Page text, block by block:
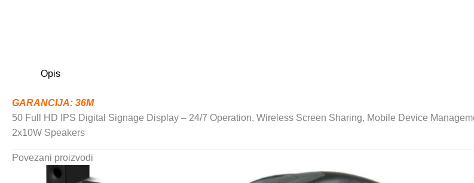
Opis
GARANCIJA: 36M
50 Full HD IPS Digital Signage Display – 24/7 Operation, Wireless Screen Sharing, Mobile Device
2x10W Speakers
Povezani proizvodi